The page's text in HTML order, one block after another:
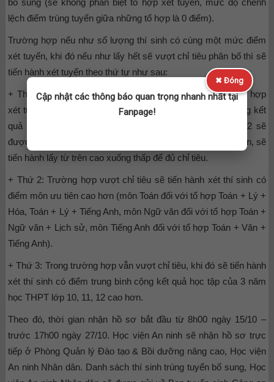
bổ sung (sẽ không phân biệt tổ hợp xét tuyển, mức độ chênh
lệch điểm trúng tuyển giữa những tổ hợp là 0 điểm).
Trường hợp nếu như số lượng thí sinh có cùng một mức điểm
xét tuyển, khi đó nếu như lấy hết sẽ vượt chỉ tiêu phân bố thì sẽ
tiến hành xét tuyển theo thứ tự như sau:
+ Thứ nhất: Xét thí sinh có tổng điểm của 3 môn thuộc tổ hợp
xét tuyển Học viện An ninh Nhân dân, điểm trung bình cộng kết
quả học tập trong thời gian 3 năm THPT ở lớp 10, 11, 12 sẽ
được quy về thang điểm 30 làm tròn đến 2 chữ số thập phân, sẽ
tiến hành lấy từ trên cao xuống thấp để đủ chỉ tiêu.
+ Thứ 2: Trường hợp vượt chỉ tiêu sẽ tiến hành xét thí sinh có
điểm môn ưu tiên cao hơn (môn Toán đối với tổ hợp Toán + Lý +
Hóa, Toán + Lý + Tiếng Anh, môn Ngữ văn đối với tổ hợp Toán +
Ngữ văn + Lịch sử, môn Tiếng Anh đối với tổ hợp Toán + Văn +
Tiếng Anh).
+ Thứ 3: Trong trường hợp vẫn vượt chỉ tiêu, khi đó sẽ tiến hành
xét thí sinh có điểm trung bình cộng kết quả học tập của 3 năm
học THPT lớp 10, 11, 12 cao hơn.
Theo đó, thời gian nhận hồ sơ bắt đầu từ 8h00 ngày 15/10 –
trước 17h00 ngày 27/10. Học viện An ninh sẽ nhận hồ sơ trực
tiếp ở Phòng Quản lý Đào tạo & Bồi dưỡng nâng cao, Học viện
An ninh Nhân dân. Danh sách thí sinh trúng tuyển bổ sung, Học
✖ Đóng
Cập nhật các thông báo quan trọng nhanh nhất tại
Fanpage!